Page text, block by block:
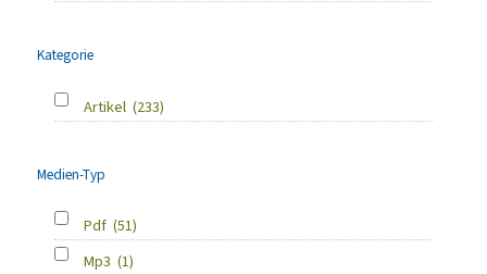
Kategorie
Artikel (233)
Medien-Typ
Pdf (51)
Mp3 (1)